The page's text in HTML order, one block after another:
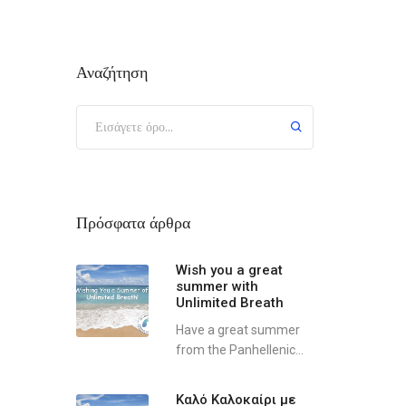
Αναζήτηση
Πρόσφατα άρθρα
Wish you a great
summer with
Unlimited Breath
Have a great summer
from the Panhellenic...
Καλό Καλοκαίρι με